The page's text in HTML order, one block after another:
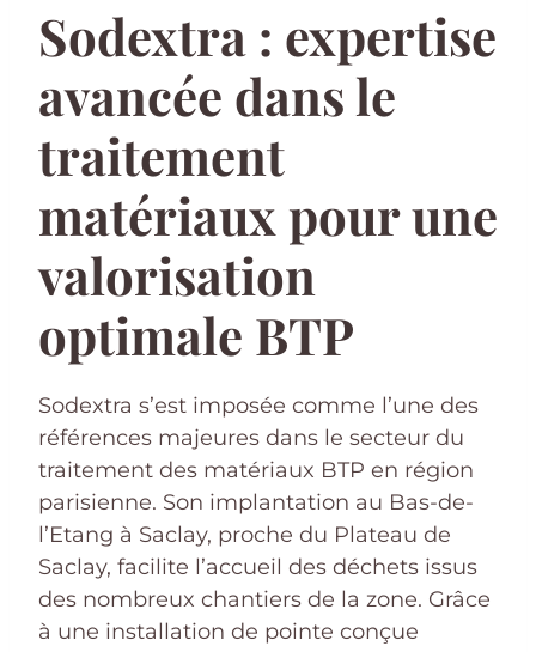
Sodextra : expertise
avancée dans le
traitement
matériaux pour une
valorisation
optimale BTP
Sodextra s’est imposée comme l’une des
références majeures dans le secteur du
traitement des matériaux BTP en région
parisienne. Son implantation au Bas-de-
l’Etang à Saclay, proche du Plateau de
Saclay, facilite l’accueil des déchets issus
des nombreux chantiers de la zone. Grâce
à une installation de pointe conçue